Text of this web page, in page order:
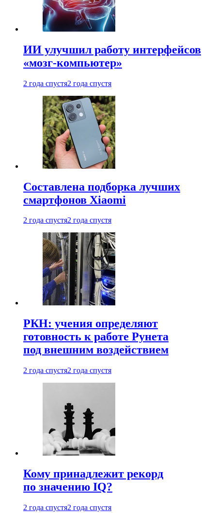
ИИ улучшил работу интерфейсов
«мозг-компьютер»
2 года спустя2 года спустя
Составлена подборка лучших
смартфонов Xiaomi
2 года спустя2 года спустя
РКН: учения определяют
готовность к работе Рунета
под внешним воздействием
2 года спустя2 года спустя
Кому принадлежит рекорд
по значению IQ?
2 года спустя2 года спустя